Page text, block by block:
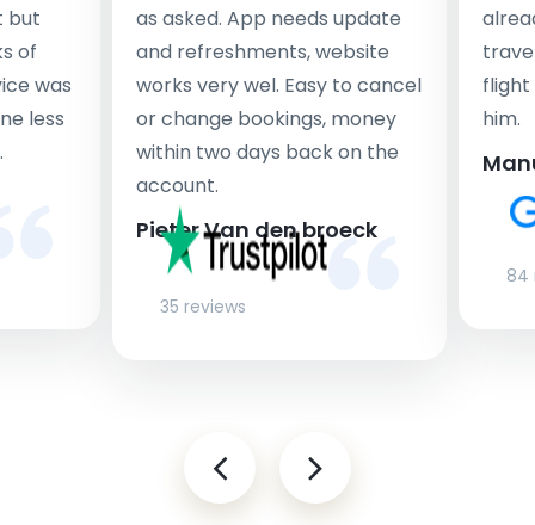
but
of
was
less
as asked. App needs update
and refreshments, website
works very wel. Easy to cancel
or change bookings, money
within two days back on the
account.
Pieter Van den broeck
35 reviews
flight
him.
84